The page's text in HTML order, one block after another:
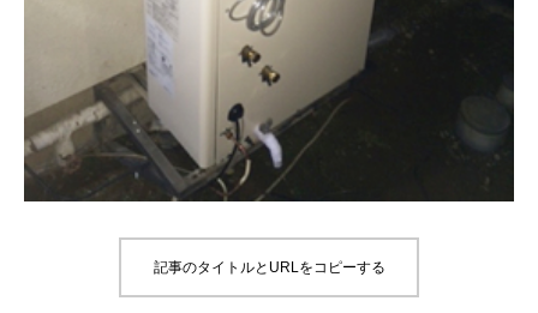
記事のタイトルとURLをコピーする